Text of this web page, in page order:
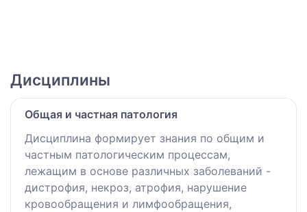
Дисциплины
Общая и частная патология
Дисциплина формирует знания по общим и
частным патологическим процессам,
лежащим в основе различных заболеваний -
дистрофия, некроз, атрофия, нарушение
кровообращения и лимфообращения,